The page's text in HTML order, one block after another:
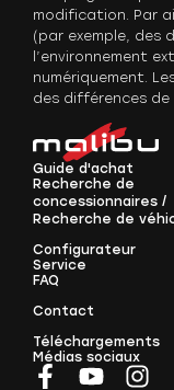
modification. Par
(par exemple, des
l’environnement
numériquement.
des différences de
Guide d'achat
Recherche de
concessionnaires /
Recherche de
Configurateur
Service
FAQ
Contact
Téléchargements
Médias sociaux